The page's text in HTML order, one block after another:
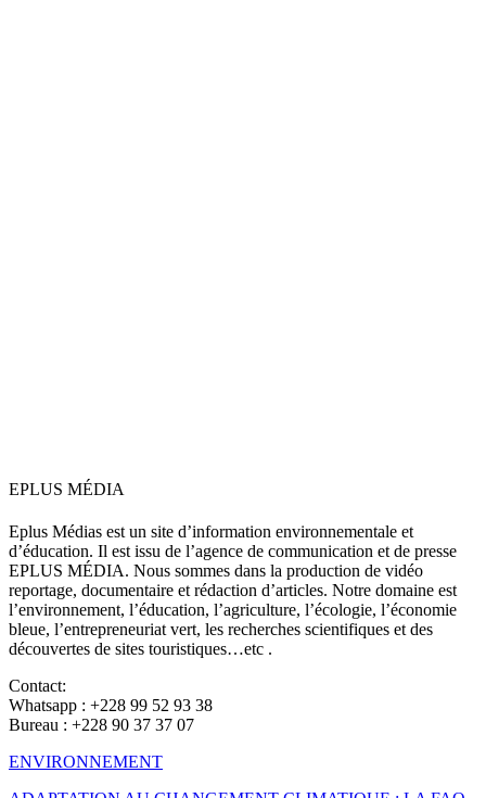
EPLUS MÉDIA
Eplus Médias est un site d’information environnementale et
d’éducation. Il est issu de l’agence de communication et de presse
EPLUS MÉDIA. Nous sommes dans la production de vidéo
reportage, documentaire et rédaction d’articles. Notre domaine est
l’environnement, l’éducation, l’agriculture, l’écologie, l’économie
bleue, l’entrepreneuriat vert, les recherches scientifiques et des
découvertes de sites touristiques…etc .
Contact:
Whatsapp : +228 99 52 93 38
Bureau : +228 90 37 37 07
ENVIRONNEMENT